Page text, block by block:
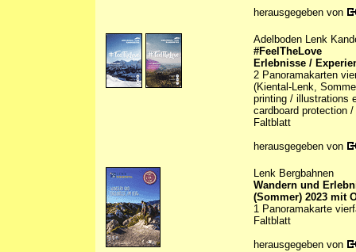
herausgegeben von
Adelboden Lenk
#FeelTheLove
Erlebnisse /
2 Panoramakarten
(Kiental-Lenk,
printing / illustrations
cardboard protection
Faltblatt
herausgegeben von
Lenk Bergbahnen
Wandern und
(Sommer) 2023 mit
1 Panoramakarte
Faltblatt
herausgegeben von